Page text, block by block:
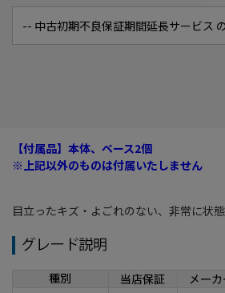
【付属品】本体、ベース2個
※上記以外のものは付属いたしません
目立ったキズ・よごれのない、非常に状